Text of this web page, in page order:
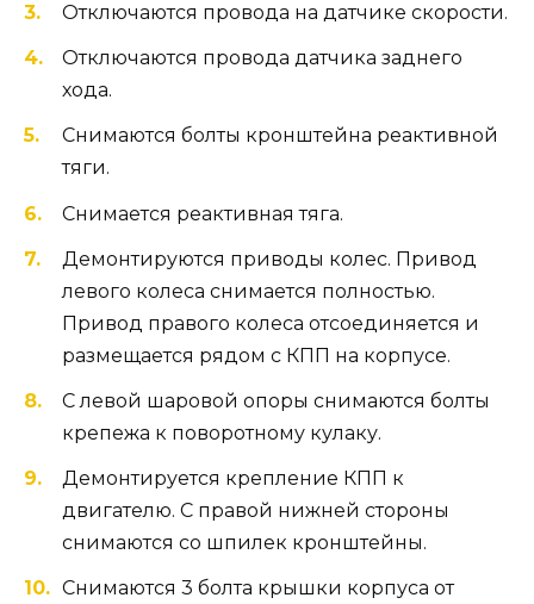
Отключаются провода на датчике скорости.
Отключаются провода датчика заднего
хода.
Снимаются болты кронштейна реактивной
тяги.
Снимается реактивная тяга.
Демонтируются приводы колес. Привод
левого колеса снимается полностью.
Привод правого колеса отсоединяется и
размещается рядом с КПП на корпусе.
С левой шаровой опоры снимаются болты
крепежа к поворотному кулаку.
Демонтируется крепление КПП к
двигателю. С правой нижней стороны
снимаются со шпилек кронштейны.
Снимаются 3 болта крышки корпуса от